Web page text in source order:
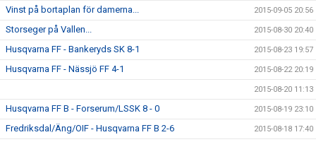
Vinst på bortaplan för damerna... 2015-09-05 20:56
Storseger på Vallen... 2015-08-30 20:40
Husqvarna FF - Bankeryds SK 8-1 2015-08-23 19:57
Husqvarna FF - Nässjö FF 4-1 2015-08-22 20:19
2015-08-20 11:13
Husqvarna FF B - Forserum/LSSK 8 - 0 2015-08-19 23:10
Fredriksdal/Äng/OIF - Husqvarna FF B 2-6 2015-08-18 17:40